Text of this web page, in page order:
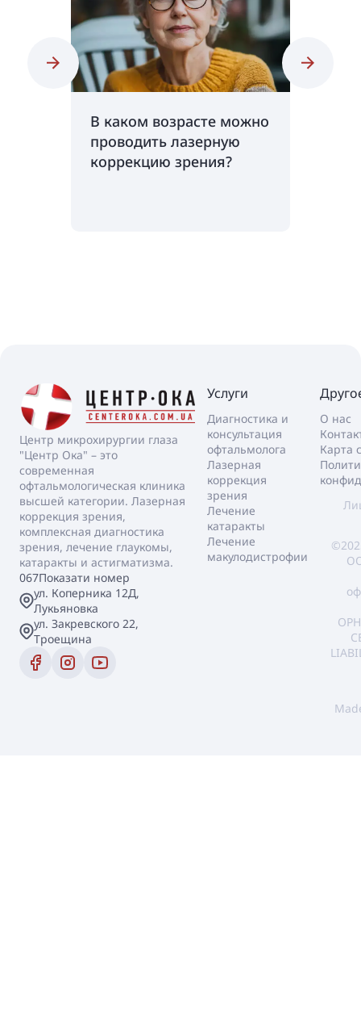
В каком возрасте можно
проводить лазерную
коррекцию зрения?
Центр микрохирургии глаза
"Центр Ока" – это
современная
офтальмологическая клиника
высшей категории. Лазерная
коррекция зрения,
комплексная диагностика
зрения, лечение глаукомы,
катаракты и астигматизма.
067Показати номер
ул. Коперника 12Д,
Лукьяновка
ул. Закревского 22,
Троещина
Услуги
Диагностика и
консультация
офтальмолога
Лазерная
коррекция
зрения
Лечение
катаракты
Лечение
макулодистрофии
О нас
Карта